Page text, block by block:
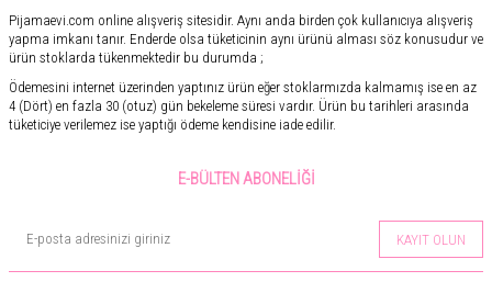
Pijamaevi.com online alışveriş sitesidir. Aynı anda birden çok kullanıcıya alışveriş
yapma imkanı tanır. Enderde olsa tüketicinin aynı ürünü alması söz konusudur ve
ürün stoklarda tükenmektedir bu durumda ;
Ödemesini internet üzerinden yaptınız ürün eğer stoklarmızda kalmamış ise en az
4 (Dört) en fazla 30 (otuz) gün bekeleme süresi vardır. Ürün bu tarihleri arasında
tüketiciye verilemez ise yaptığı ödeme kendisine iade edilir.
E-BÜLTEN ABONELIĞI
KAYIT OLUN